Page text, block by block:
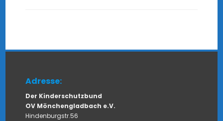
Adresse:
Der Kinderschutzbund
OV Mönchengladbach e.V.
Hindenburgstr.56